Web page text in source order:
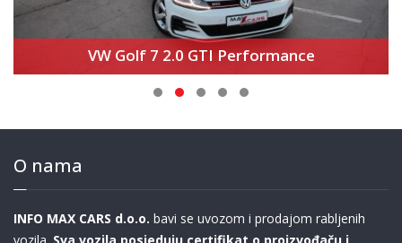
VW Golf 7 2.0 GTI Performance
O nama
INFO MAX CARS d.o.o. bavi se uvozom i prodajom rabljenih